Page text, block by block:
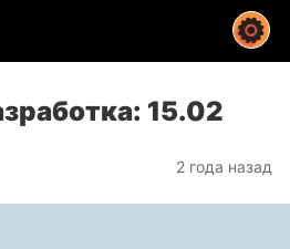
15.02
2 года назад